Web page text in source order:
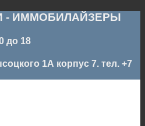
- ИММОБИЛАЙЗЕРЫ
до 18
1А корпус 7. тел. +7